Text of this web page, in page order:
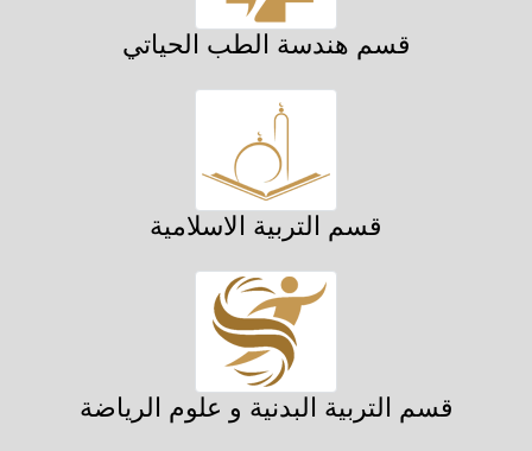
قسم هندسة الطب الحياتي
قسم التربية الاسلامية
قسم التربية البدنية و علوم الرياضة